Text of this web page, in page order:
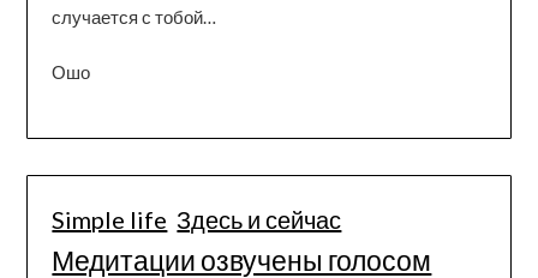
случается с тобой…
Ошо
Simple life Здесь и сейчас
Медитации озвучены голосом